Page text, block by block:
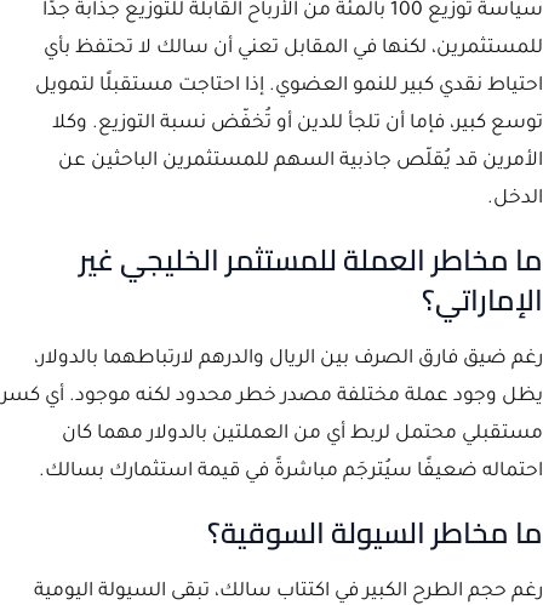
سياسة توزيع 100 بالمئة من الأرباح القابلة للتوزيع جذابة جدًا
للمستثمرين، لكنها في المقابل تعني أن سالك لا تحتفظ بأي
احتياط نقدي كبير للنمو العضوي. إذا احتاجت مستقبلًا لتمويل
توسع كبير، فإما أن تلجأ للدين أو تُخفّض نسبة التوزيع. وكلا
الأمرين قد يُقلّص جاذبية السهم للمستثمرين الباحثين عن
الدخل.
ما مخاطر العملة للمستثمر الخليجي غير
الإماراتي؟
رغم ضيق فارق الصرف بين الريال والدرهم لارتباطهما بالدولار،
يظل وجود عملة مختلفة مصدر خطر محدود لكنه موجود. أي كسر
مستقبلي محتمل لربط أي من العملتين بالدولار مهما كان
احتماله ضعيفًا سيُترجَم مباشرةً في قيمة استثمارك بسالك.
ما مخاطر السيولة السوقية؟
رغم حجم الطرح الكبير في اكتتاب سالك، تبقى السيولة اليومية